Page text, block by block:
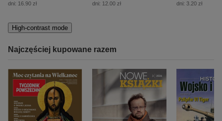
dni: 16.90 zł
dni: 12.00 zł
dni: 3.20 zł
High-contrast mode
Najczęściej kupowane razem